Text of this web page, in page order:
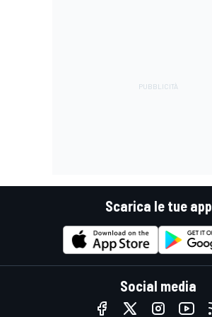
Scarica le tue app
Social media